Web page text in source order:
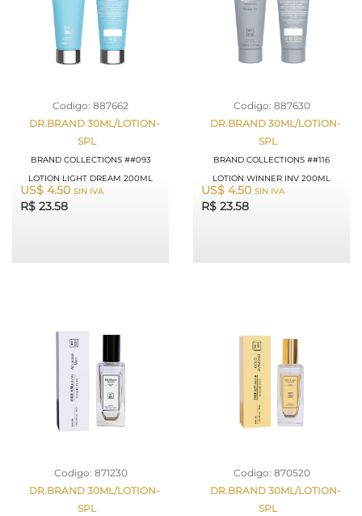
Codigo: 887662
DR.BRAND 30ML/LOTION-
SPL
BRAND COLLECTIONS ##093
LOTION LIGHT DREAM 200ML
US$ 4.50 SIN IVA
R$ 23.58
Codigo: 887630
DR.BRAND 30ML/LOTION-
SPL
BRAND COLLECTIONS ##116
LOTION WINNER INV 200ML
US$ 4.50 SIN IVA
R$ 23.58
Codigo: 871230
DR.BRAND 30ML/LOTION-
SPL
Codigo: 870520
DR.BRAND 30ML/LOTION-
SPL